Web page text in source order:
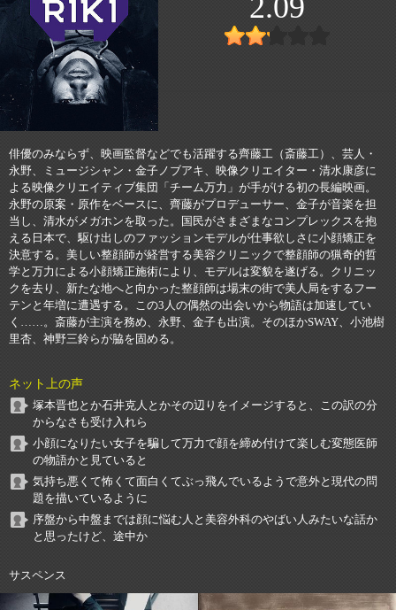
俳優のみならず、映画監督などでも活躍する齊藤工（斎藤工）、芸人・
永野、ミュージシャン・金子ノブアキ、映像クリエイター・清水康彦に
よる映像クリエイティブ集団「チーム万力」が手がける初の長編映画。
永野の原案・原作をベースに、齊藤がプロデューサー、金子が音楽を担
当し、清水がメガホンを取った。国民がさまざまなコンプレックスを抱
える日本で、駆け出しのファッションモデルが仕事欲しさに小顔矯正を
決意する。美しい整顔師が経営する美容クリニックで整顔師の猟奇的哲
学と万力による小顔矯正施術により、モデルは変貌を遂げる。クリニッ
クを去り、新たな地へと向かった整顔師は場末の街で美人局をするフー
テンと年増に遭遇する。この3人の偶然の出会いから物語は加速してい
く……。斎藤が主演を務め、永野、金子も出演。そのほかSWAY、小池樹
里杏、神野三鈴らが脇を固める。
ネット上の声
塚本晋也とか石井克人とかその辺りをイメージすると、この訳の分
からなさも受け入れら
小顔になりたい女子を騙して万力で顔を締め付けて楽しむ変態医師
の物語かと見ていると
気持ち悪くて怖くて面白くてぶっ飛んでいるようで意外と現代の問
題を描いているように
序盤から中盤までは顔に悩む人と美容外科のやばい人みたいな話か
と思ったけど、途中か
サスペンス